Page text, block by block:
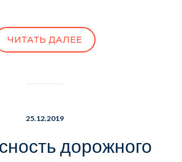
ЧИТАТЬ ДАЛЕЕ
25.12.2019
дорожного